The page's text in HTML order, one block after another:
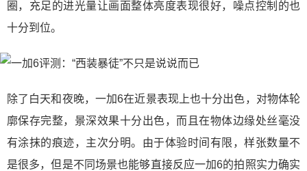
圈，充足的进光量让画面整体亮度表现很好，噪点控制的也
十分到位。
除了白天和夜晚，一加6在近景表现上也十分出色，对物体轮
廓保存完整，景深效果十分出色，而且在物体边缘处丝毫没
有涂抹的痕迹，主次分明。由于体验时间有限，样张数量不
是很多，但是不同场景也能够直接反应一加6的拍照实力确实